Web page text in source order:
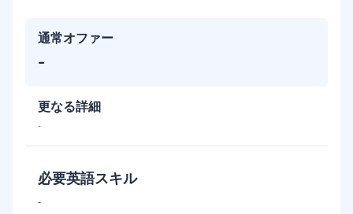
通常オファー
-
更なる詳細
-
必要英語スキル
-